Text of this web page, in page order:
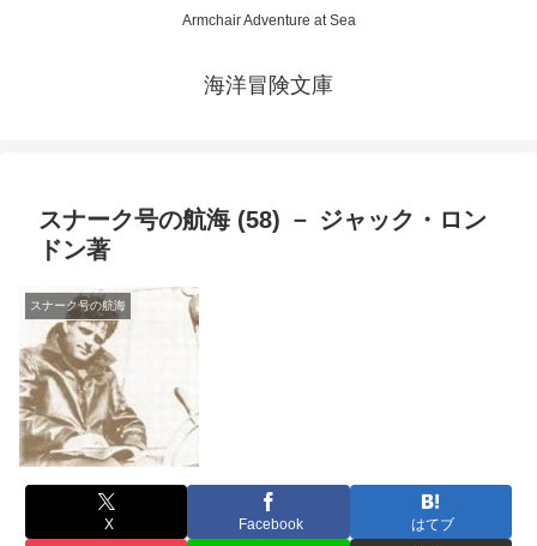
Armchair Adventure at Sea
海洋冒険文庫
スナーク号の航海 (58) － ジャック・ロン
ドン著
スナーク号の航海
X Facebook はてブ